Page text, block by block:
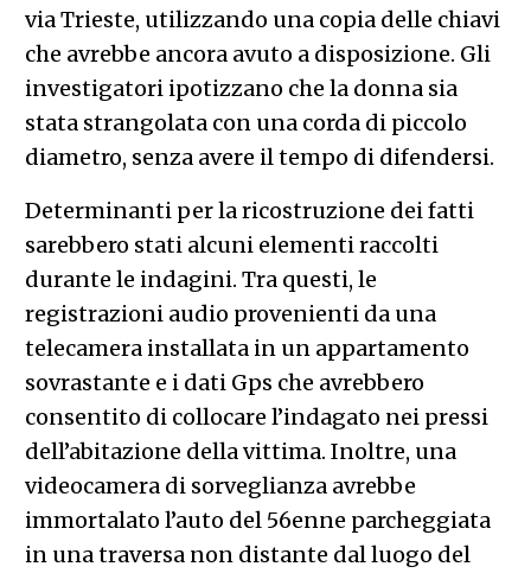
via Trieste, utilizzando una copia delle chiavi
che avrebbe ancora avuto a disposizione. Gli
investigatori ipotizzano che la donna sia
stata strangolata con una corda di piccolo
diametro, senza avere il tempo di difendersi.
Determinanti per la ricostruzione dei fatti
sarebbero stati alcuni elementi raccolti
durante le indagini. Tra questi, le
registrazioni audio provenienti da una
telecamera installata in un appartamento
sovrastante e i dati Gps che avrebbero
consentito di collocare l’indagato nei pressi
dell’abitazione della vittima. Inoltre, una
videocamera di sorveglianza avrebbe
immortalato l’auto del 56enne parcheggiata
in una traversa non distante dal luogo del